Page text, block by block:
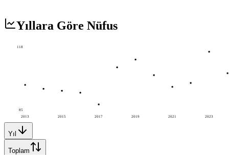
Yıllara Göre Nüfus
2013 2015 2017 2019 2021 2023
118
85
Yıl
Toplam